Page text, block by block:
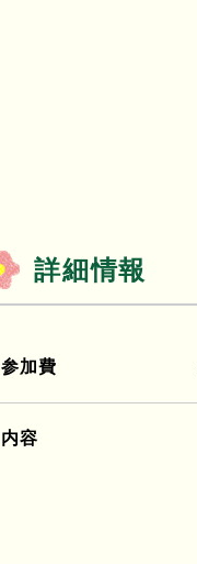
詳細情報
参加費
内容